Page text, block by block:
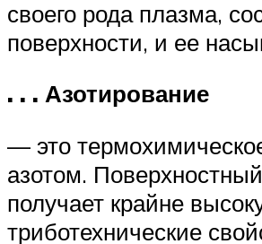
своего рода плазма,
поверхности, и ее
. . . Азотирование
— это
азотом.
получает крайне
триботехнические